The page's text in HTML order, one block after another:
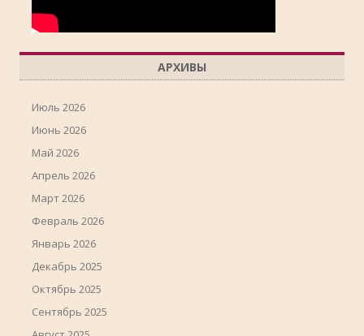
АРХИВЫ
Июль 2026
Июнь 2026
Май 2026
Апрель 2026
Март 2026
Февраль 2026
Январь 2026
Декабрь 2025
Октябрь 2025
Сентябрь 2025